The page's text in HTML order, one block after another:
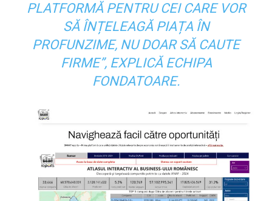
PLATFORMĂ PENTRU CEI CARE VOR
SĂ ÎNȚELEAGĂ PIAȚA ÎN
PROFUNZIME, NU DOAR SĂ CAUTE
FIRME”, EXPLICĂ ECHIPA
FONDATOARE.